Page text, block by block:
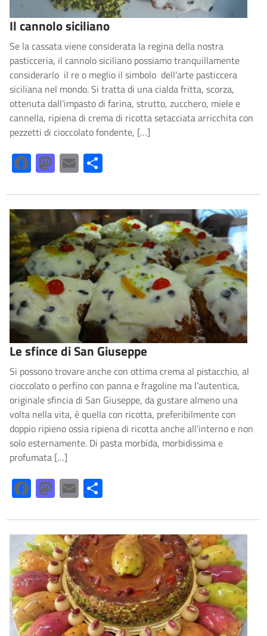
Il cannolo siciliano
Se la cassata viene considerata la regina della nostra
pasticceria, il cannolo siciliano possiamo tranquillamente
considerarlo il re o meglio il simbolo dell’arte pasticcera
siciliana nel mondo. Si tratta di una cialda fritta, scorza,
ottenuta dall’impasto di farina, strutto, zucchero, miele e
cannella, ripiena di crema di ricotta setacciata arricchita con
pezzetti di cioccolato fondente, […]
FacebookMastodon
Email
Le sfince di San Giuseppe
Si possono trovare anche con ottima crema al pistacchio, al
cioccolato o perfino con panna e fragoline ma l’autentica,
originale sfincia di San Giuseppe, da gustare almeno una
volta nella vita, è quella con ricotta, preferibilmente con
doppio ripieno ossia ripiena di ricotta anche all’interno e non
solo esternamente. Di pasta morbida, morbidissima e
profumata […]
FacebookMastodon
Email